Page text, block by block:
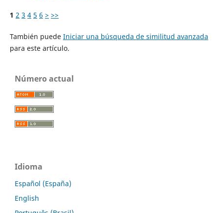
1 2 3 4 5 6 > >>
También puede Iniciar una búsqueda de similitud avanzada
para este artículo.
Número actual
Idioma
Español (España)
English